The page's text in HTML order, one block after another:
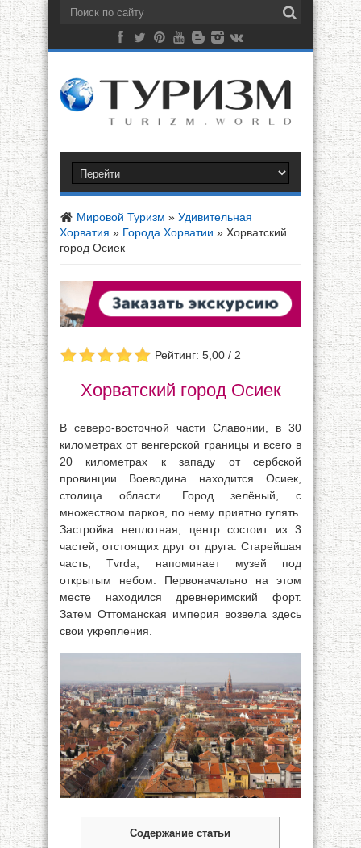
Мировой Туризм » Удивительная
Хорватия » Города Хорватии » Хорватский
город Осиек
Рейтинг: 5,00 / 2
Хорватский город Осиек
В северо-восточной части Славонии, в 30
километрах от венгерской границы и всего в
20 километрах к западу от сербской
провинции Воеводина находится Осиек,
столица области. Город зелёный, с
множеством парков, по нему приятно гулять.
Застройка неплотная, центр состоит из 3
частей, отстоящих друг от друга. Старейшая
часть, Tvrda, напоминает музей под
открытым небом. Первоначально на этом
месте находился древнеримский форт.
Затем Оттоманская империя возвела здесь
свои укрепления.
Содержание статьи